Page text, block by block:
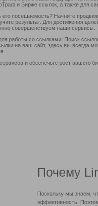
и Бирже ссылок, а также для
его посещаемость? Начните
результат. Для достижения
совершенствуем наши сервисы.
работы со ссылками: Поиск
на ваш сайт, здесь вы всегда
и обеспечьте рост вашего
Почему
Поскольку мы знаем,
эффективность.